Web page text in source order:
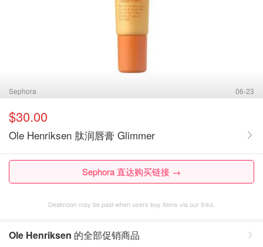
Sephora 06-23
$30.00
Ole Henriksen 肽润唇膏 Glimmer
Sephora 直达购买链接 →
Dealmoon may be paid when users buy items via our links.
Ole Henriksen 的全部促销商品